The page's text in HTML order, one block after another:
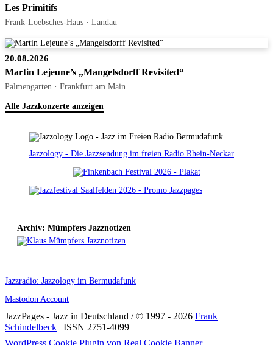
Les Primitifs
Frank-Loebsches-Haus · Landau
20.08.2026
Martin Lejeune’s „Mangelsdorff Revisited“
Palmengarten · Frankfurt am Main
Alle Jazzkonzerte anzeigen
Jazzology - Die Jazzsendung im freien Radio Rhein-Neckar
Archiv: Mümpfers Jazznotizen
Jazzradio: Jazzology im Bermudafunk
Mastodon Account
JazzPages - Jazz in Deutschland / © 1997 - 2026 Frank
Schindelbeck | ISSN 2751-4099
Scroll
WordPress Cookie Plugin von Real Cookie Banner